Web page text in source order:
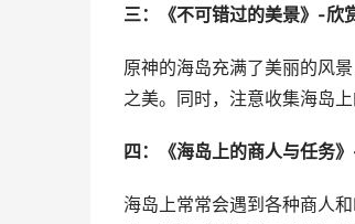
三：《不可错过的美景》-欣
原神的海岛充满了美丽的风
之美。同时，注意收集海岛
四：《海岛上的商人与任务
海岛上常常会遇到各种商人